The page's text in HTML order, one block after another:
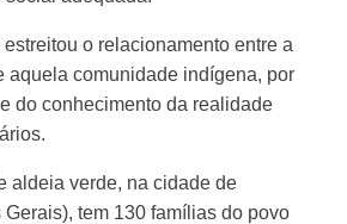
o relacionamento entre a
aquela comunidade indígena, por
do conhecimento da realidade
aldeia verde, na cidade de
Gerais), tem 130 famílias do povo